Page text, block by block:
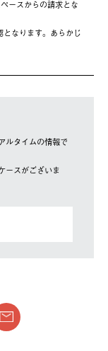
ースからの請求とな
なります。あらかじ
ルタイムの情報で
ースがございま